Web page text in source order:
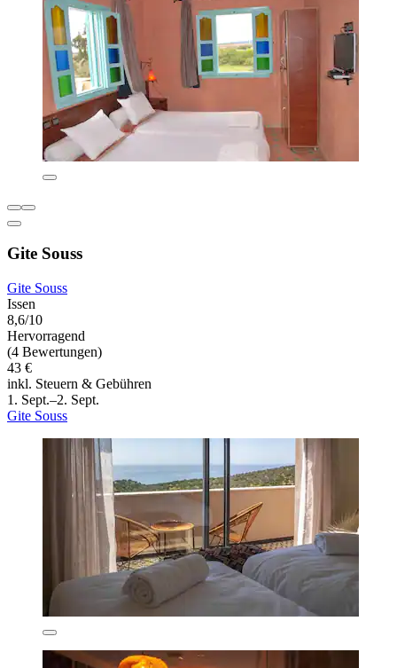
Gite Souss
Gite Souss
Issen
8,6/10
Hervorragend
(4 Bewertungen)
43 €
inkl. Steuern & Gebühren
1. Sept.–2. Sept.
Gite Souss